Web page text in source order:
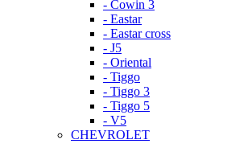
- Cowin 3
- Eastar
- Eastar cross
- J5
- Oriental
- Tiggo
- Tiggo 3
- Tiggo 5
- V5
CHEVROLET